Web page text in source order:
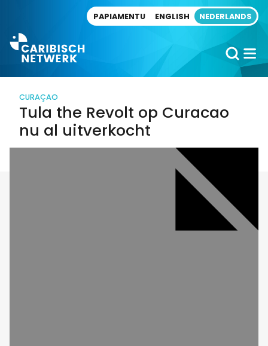
PAPIAMENTU ENGLISH NEDERLANDS
CURAÇAO
Tula the Revolt op Curacao
nu al uitverkocht